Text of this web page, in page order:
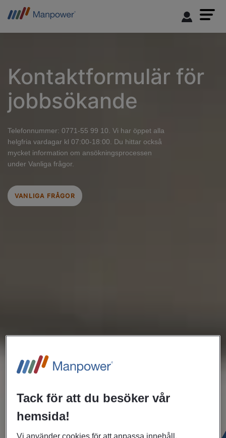
Kontaktformulär för
jobbsökande
Telefonnummer: 0771-55 99 10. Vi har öppet alla
helgfria vardagar kl 07:00-18:00. Du hittar också
mycket information om ansökningsprocessen
under Vanliga frågor.
VANLIGA FRÅGOR
Tack för att du besöker vår
hemsida!
Vi använder cookies för att anpassa innehåll,